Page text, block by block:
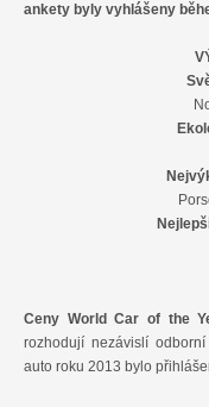
ankety byly vyhlášeny
Ceny World Car of the
rozhodují nezávislí
auto roku 2013 bylo